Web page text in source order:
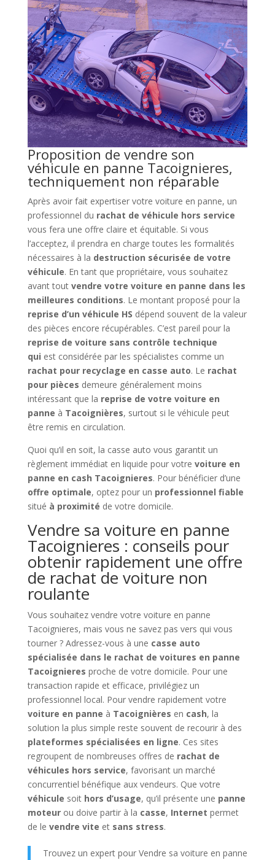
Proposition de vendre son
véhicule en panne Tacoignieres,
techniquement non réparable
Après avoir fait expertiser votre voiture en panne, un
professionnel du rachat de véhicule hors service
vous fera une offre claire et équitable. Si vous
l’acceptez, il prendra en charge toutes les formalités
nécessaires à la destruction sécurisée de votre
véhicule. En tant que propriétaire, vous souhaitez
avant tout vendre votre voiture en panne dans les
meilleures conditions. Le montant proposé pour la
reprise d’un véhicule HS dépend souvent de la valeur
des pièces encore récupérables. C’est pareil pour la
reprise de voiture sans contrôle technique
qui est considérée par les spécialistes comme un
rachat pour recyclage en casse auto. Le rachat
pour pièces demeure généralement moins
intéressant que la reprise de votre voiture en
panne à Tacoignières, surtout si le véhicule peut
être remis en circulation.
Quoi qu’il en soit, la casse auto vous garantit un
règlement immédiat en liquide pour votre voiture en
panne en cash Tacoignieres. Pour bénéficier d’une
offre optimale, optez pour un professionnel fiable
situé à proximité de votre domicile.
Vendre sa voiture en panne
Tacoignieres : conseils pour
obtenir rapidement une offre
de rachat de voiture non
roulante
Vous souhaitez vendre votre voiture en panne
Tacoignieres, mais vous ne savez pas vers qui vous
tourner ? Adressez-vous à une casse auto
spécialisée dans le rachat de voitures en panne
Tacoignieres proche de votre domicile. Pour une
transaction rapide et efficace, privilégiez un
professionnel local. Pour vendre rapidement votre
voiture en panne à Tacoignières en cash, la
solution la plus simple reste souvent de recourir à des
plateformes spécialisées en ligne. Ces sites
regroupent de nombreuses offres de rachat de
véhicules hors service, favorisant un marché
concurrentiel bénéfique aux vendeurs. Que votre
véhicule soit hors d’usage, qu’il présente une panne
moteurou doive partir à la casse, Internet permet
de le vendre vite et sans stress.
Trouvez un expert pour Vendre sa voiture en panne